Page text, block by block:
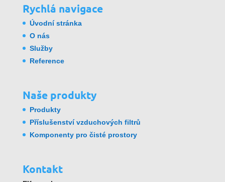
Rychlá navigace
Úvodní stránka
O nás
Služby
Reference
Naše produkty
Produkty
Příslušenství vzduchových filtrů
Komponenty pro čisté prostory
Kontakt